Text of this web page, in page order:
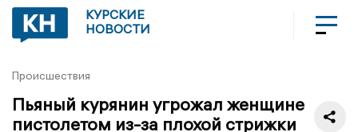
КУРСКИЕ
НОВОСТИ
Происшествия
Пьяный курянин угрожал женщине
пистолетом из-за плохой стрижки